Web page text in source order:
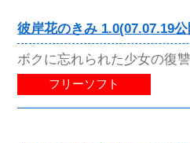
彼岸花のきみ 1.0(07.07.19
ボクに忘れられた少女の復
フリーソフト